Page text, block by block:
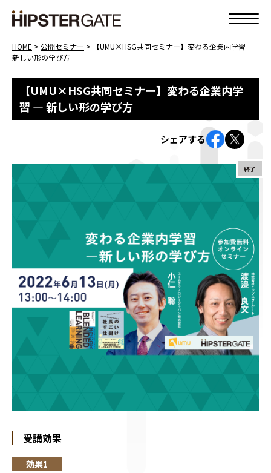
HOME > 公開セミナー >
【UMU×HSG共同セミナー】変わる企業内学習 ―
新しい形の学び方
【UMU×HSG共同セミナー】変わる企業内学
習 ― 新しい形の学び方
シェアする
終了
受講効果